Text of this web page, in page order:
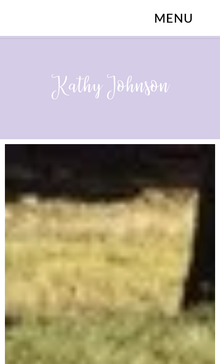
Kathy Johnson